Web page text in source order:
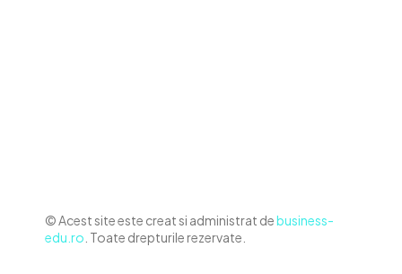
© Acest site este creat si administrat debusiness-
edu.ro . Toate drepturile rezervate.